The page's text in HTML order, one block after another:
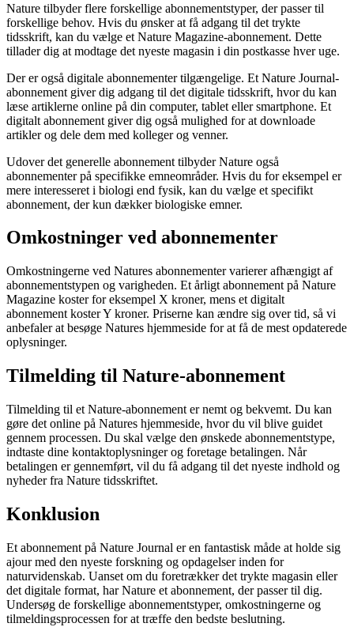
Nature tilbyder flere forskellige abonnementstyper, der passer til
forskellige behov. Hvis du ønsker at få adgang til det trykte
tidsskrift, kan du vælge et Nature Magazine-abonnement. Dette
tillader dig at modtage det nyeste magasin i din postkasse hver uge.
Der er også digitale abonnementer tilgængelige. Et Nature Journal-
abonnement giver dig adgang til det digitale tidsskrift, hvor du kan
læse artiklerne online på din computer, tablet eller smartphone. Et
digitalt abonnement giver dig også mulighed for at downloade
artikler og dele dem med kolleger og venner.
Udover det generelle abonnement tilbyder Nature også
abonnementer på specifikke emneområder. Hvis du for eksempel er
mere interesseret i biologi end fysik, kan du vælge et specifikt
abonnement, der kun dækker biologiske emner.
Omkostninger ved abonnementer
Omkostningerne ved Natures abonnementer varierer afhængigt af
abonnementstypen og varigheden. Et årligt abonnement på Nature
Magazine koster for eksempel X kroner, mens et digitalt
abonnement koster Y kroner. Priserne kan ændre sig over tid, så vi
anbefaler at besøge Natures hjemmeside for at få de mest opdaterede
oplysninger.
Tilmelding til Nature-abonnement
Tilmelding til et Nature-abonnement er nemt og bekvemt. Du kan
gøre det online på Natures hjemmeside, hvor du vil blive guidet
gennem processen. Du skal vælge den ønskede abonnementstype,
indtaste dine kontaktoplysninger og foretage betalingen. Når
betalingen er gennemført, vil du få adgang til det nyeste indhold og
nyheder fra Nature tidsskriftet.
Konklusion
Et abonnement på Nature Journal er en fantastisk måde at holde sig
ajour med den nyeste forskning og opdagelser inden for
naturvidenskab. Uanset om du foretrækker det trykte magasin eller
det digitale format, har Nature et abonnement, der passer til dig.
Undersøg de forskellige abonnementstyper, omkostningerne og
tilmeldingsprocessen for at træffe den bedste beslutning.